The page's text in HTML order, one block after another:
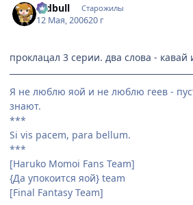
redbull Старожилы
12 Мая, 200620 г
проклацал 3 серии. два слова - кавай
Я не люблю яой и не люблю геев -
знают.
***
Si vis pacem, para bellum.
***
[Haruko Momoi Fans Team]
{Да упокоится яой} team
[Final Fantasy Team]